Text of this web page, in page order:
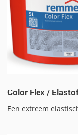
Color Flex /
Een extreem